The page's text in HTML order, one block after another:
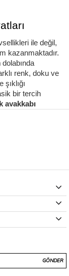
ile değil,
kazanmaktadır.
renk, doku ve
bir tercih
ayakkabı
arayanlar için
bir inceleme
göz önünde
Her
oldukça
türlerini sıralamak
GÖNDER